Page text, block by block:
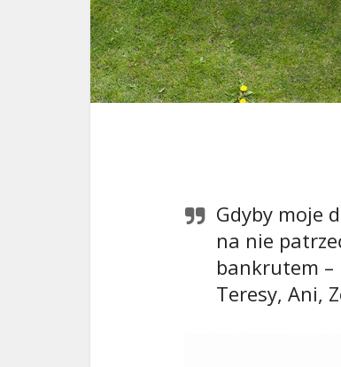
Gdyby moje
na nie
bankrutem –
Teresy, Ani,